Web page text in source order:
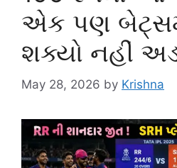
એક પણ
શક્યો નહીં
May 28, 2026 by Krishna